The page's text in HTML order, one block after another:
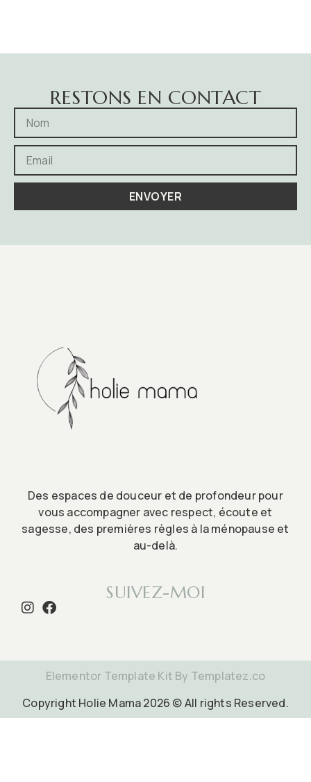
RESTONS EN CONTACT
ENVOYER
Des espaces de douceur et de profondeur pour
vous accompagner avec respect, écoute et
sagesse, des premières règles à la ménopause et
au-delà.
SUIVEZ-MOI
Elementor Template Kit By Templatez.co
Copyright Holie Mama 2026 © All rights Reserved.